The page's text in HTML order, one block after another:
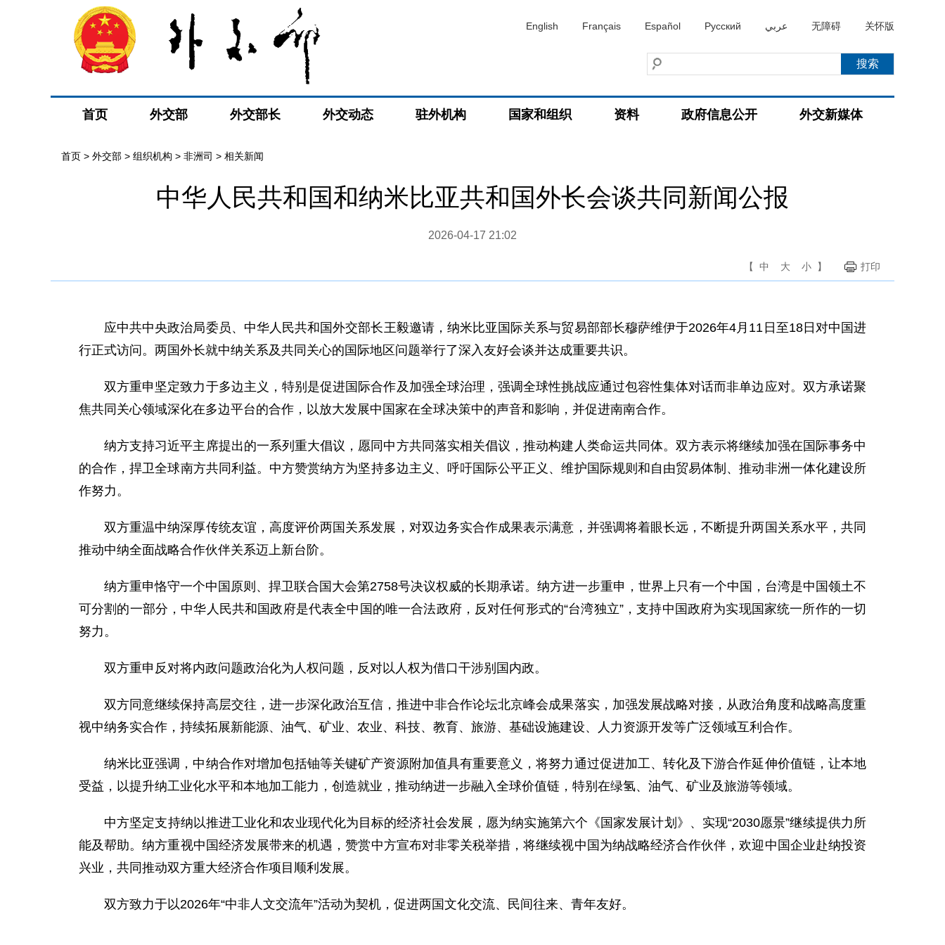
English Français Español Русский عربي 无障碍 关怀版
首页 外交部 外交部长 外交动态 驻外机构 国家和组织 资料 政府信息公开 外交新媒体
首页 > 外交部 > 组织机构 > 非洲司 > 相关新闻
中华人民共和国和纳米比亚共和国外长会谈共同新闻公报
2026-04-17 21:02
【 中 大 小 】 打印
应中共中央政治局委员、中华人民共和国外交部长王毅邀请，纳米比亚国际关系与贸易部部长穆萨维伊于2026年4月11日至18日对中国进
行正式访问。两国外长就中纳关系及共同关心的国际地区问题举行了深入友好会谈并达成重要共识。
双方重申坚定致力于多边主义，特别是促进国际合作及加强全球治理，强调全球性挑战应通过包容性集体对话而非单边应对。双方承诺聚
焦共同关心领域深化在多边平台的合作，以放大发展中国家在全球决策中的声音和影响，并促进南南合作。
纳方支持习近平主席提出的一系列重大倡议，愿同中方共同落实相关倡议，推动构建人类命运共同体。双方表示将继续加强在国际事务中
的合作，捍卫全球南方共同利益。中方赞赏纳方为坚持多边主义、呼吁国际公平正义、维护国际规则和自由贸易体制、推动非洲一体化建设所
作努力。
双方重温中纳深厚传统友谊，高度评价两国关系发展，对双边务实合作成果表示满意，并强调将着眼长远，不断提升两国关系水平，共同
推动中纳全面战略合作伙伴关系迈上新台阶。
纳方重申恪守一个中国原则、捍卫联合国大会第2758号决议权威的长期承诺。纳方进一步重申，世界上只有一个中国，台湾是中国领土不
可分割的一部分，中华人民共和国政府是代表全中国的唯一合法政府，反对任何形式的“台湾独立”，支持中国政府为实现国家统一所作的一切
努力。
双方重申反对将内政问题政治化为人权问题，反对以人权为借口干涉别国内政。
双方同意继续保持高层交往，进一步深化政治互信，推进中非合作论坛北京峰会成果落实，加强发展战略对接，从政治角度和战略高度重
视中纳务实合作，持续拓展新能源、油气、矿业、农业、科技、教育、旅游、基础设施建设、人力资源开发等广泛领域互利合作。
纳米比亚强调，中纳合作对增加包括铀等关键矿产资源附加值具有重要意义，将努力通过促进加工、转化及下游合作延伸价值链，让本地
受益，以提升纳工业化水平和本地加工能力，创造就业，推动纳进一步融入全球价值链，特别在绿氢、油气、矿业及旅游等领域。
中方坚定支持纳以推进工业化和农业现代化为目标的经济社会发展，愿为纳实施第六个《国家发展计划》、实现“2030愿景”继续提供力所
能及帮助。纳方重视中国经济发展带来的机遇，赞赏中方宣布对非零关税举措，将继续视中国为纳战略经济合作伙伴，欢迎中国企业赴纳投资
兴业，共同推动双方重大经济合作项目顺利发展。
双方致力于以2026年“中非人文交流年”活动为契机，促进两国文化交流、民间往来、青年友好。